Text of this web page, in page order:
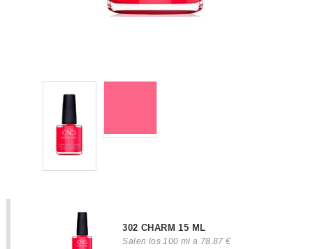
302 CHARM 15 ML
Salen los 100 ml a 78.87 €